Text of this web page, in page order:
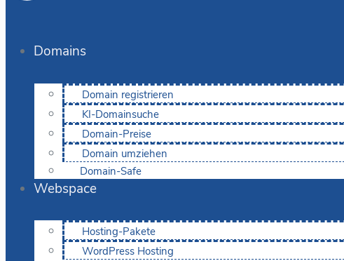
Domains
Domain registrieren
KI-Domainsuche
Domain-Preise
Domain umziehen
Domain-Safe
Webspace
Hosting-Pakete
WordPress Hosting